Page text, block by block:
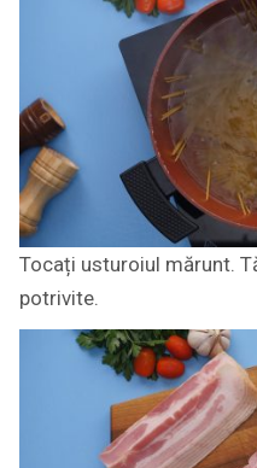
Tocați usturoiul mărunt.
potrivite.